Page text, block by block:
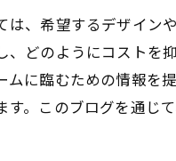
、希望するデザイン
どのようにコストを
に臨むための情報を
。このブログを通じ